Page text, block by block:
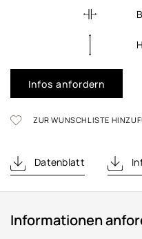
Infos anfordern
ZUR WUNSCHLISTE
Datenblatt
Informationen